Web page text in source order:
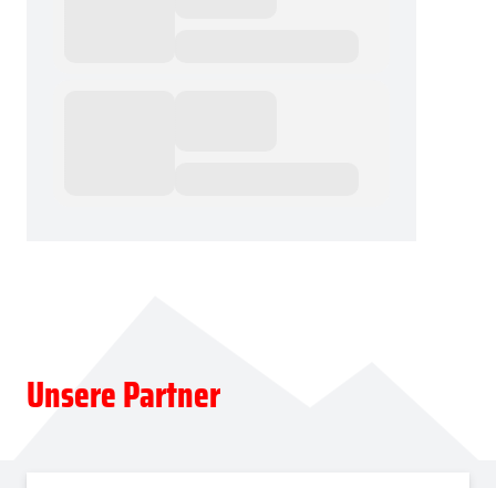
Unsere Partner